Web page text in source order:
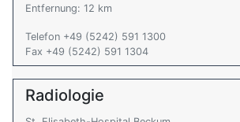
Entfernung: 12 km
Telefon +49 (5242) 591 1300
Fax +49 (5242) 591 1304
Radiologie